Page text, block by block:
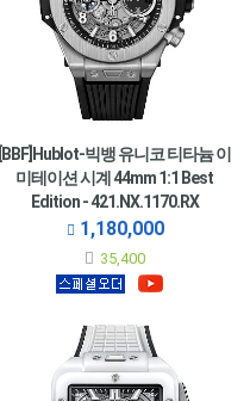
[BBF]Hublot-빅뱅 유니코 티타늄 이
미테이션 시계 44mm 1:1 Best
Edition - 421.NX.1170.RX
1,180,000
35,400